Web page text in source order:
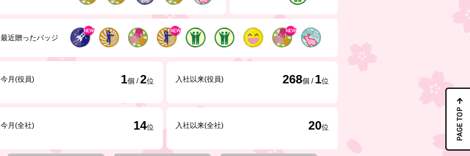
最近贈ったバッジ
今月(役員) 1個 /2位 入社以来(役員) 268個 / 1位
今月(全社) 14位 入社以来(全社) 20位